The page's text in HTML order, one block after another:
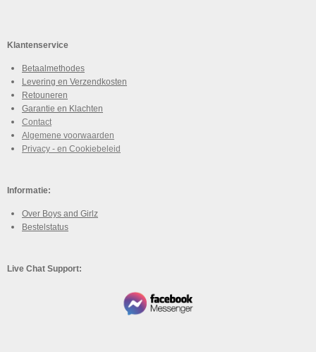
Klantenservice
Betaalmethodes
Levering en Verzendkosten
Retouneren
Garantie en Klachten
Contact
Algemene voorwaarden
Privacy - en Cookiebeleid
Informatie:
Over Boys and Girlz
Bestelstatus
Live Chat Support: